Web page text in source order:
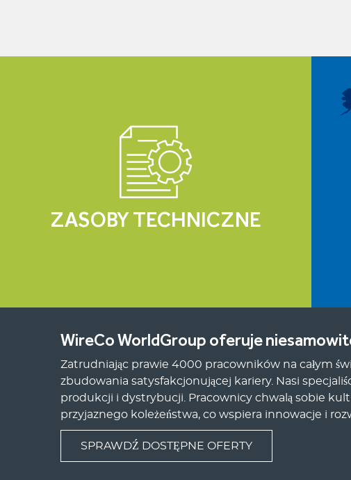
ZASOBY TECHNICZNE
WireCo WorldGroup oferuje
Zatrudniając prawie 4000 pracowników na całym
zbudowania satysfakcjonującej kariery. Nasi
produkcji i dystrybucji. Pracownicy chwalą sobie
przyjaznego koleżeństwa, co wspiera innowacje i
SPRAWDŹ DOSTĘPNE OFERTY